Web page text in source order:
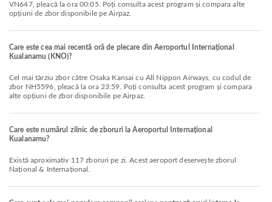
VN647, pleacă la ora 00:05. Poți consulta acest program și compara alte
opțiuni de zbor disponibile pe Airpaz.
Care este cea mai recentă oră de plecare din Aeroportul Internațional
Kualanamu (KNO)?
Cel mai târziu zbor către Osaka Kansai cu All Nippon Airways, cu codul de
zbor NH5596, pleacă la ora 23:59. Poți consulta acest program și compara
alte opțiuni de zbor disponibile pe Airpaz.
Care este numărul zilnic de zboruri la Aeroportul Internațional
Kualanamu?
Există aproximativ 117 zboruri pe zi. Acest aeroport deservește zborul
Național & Internațional.